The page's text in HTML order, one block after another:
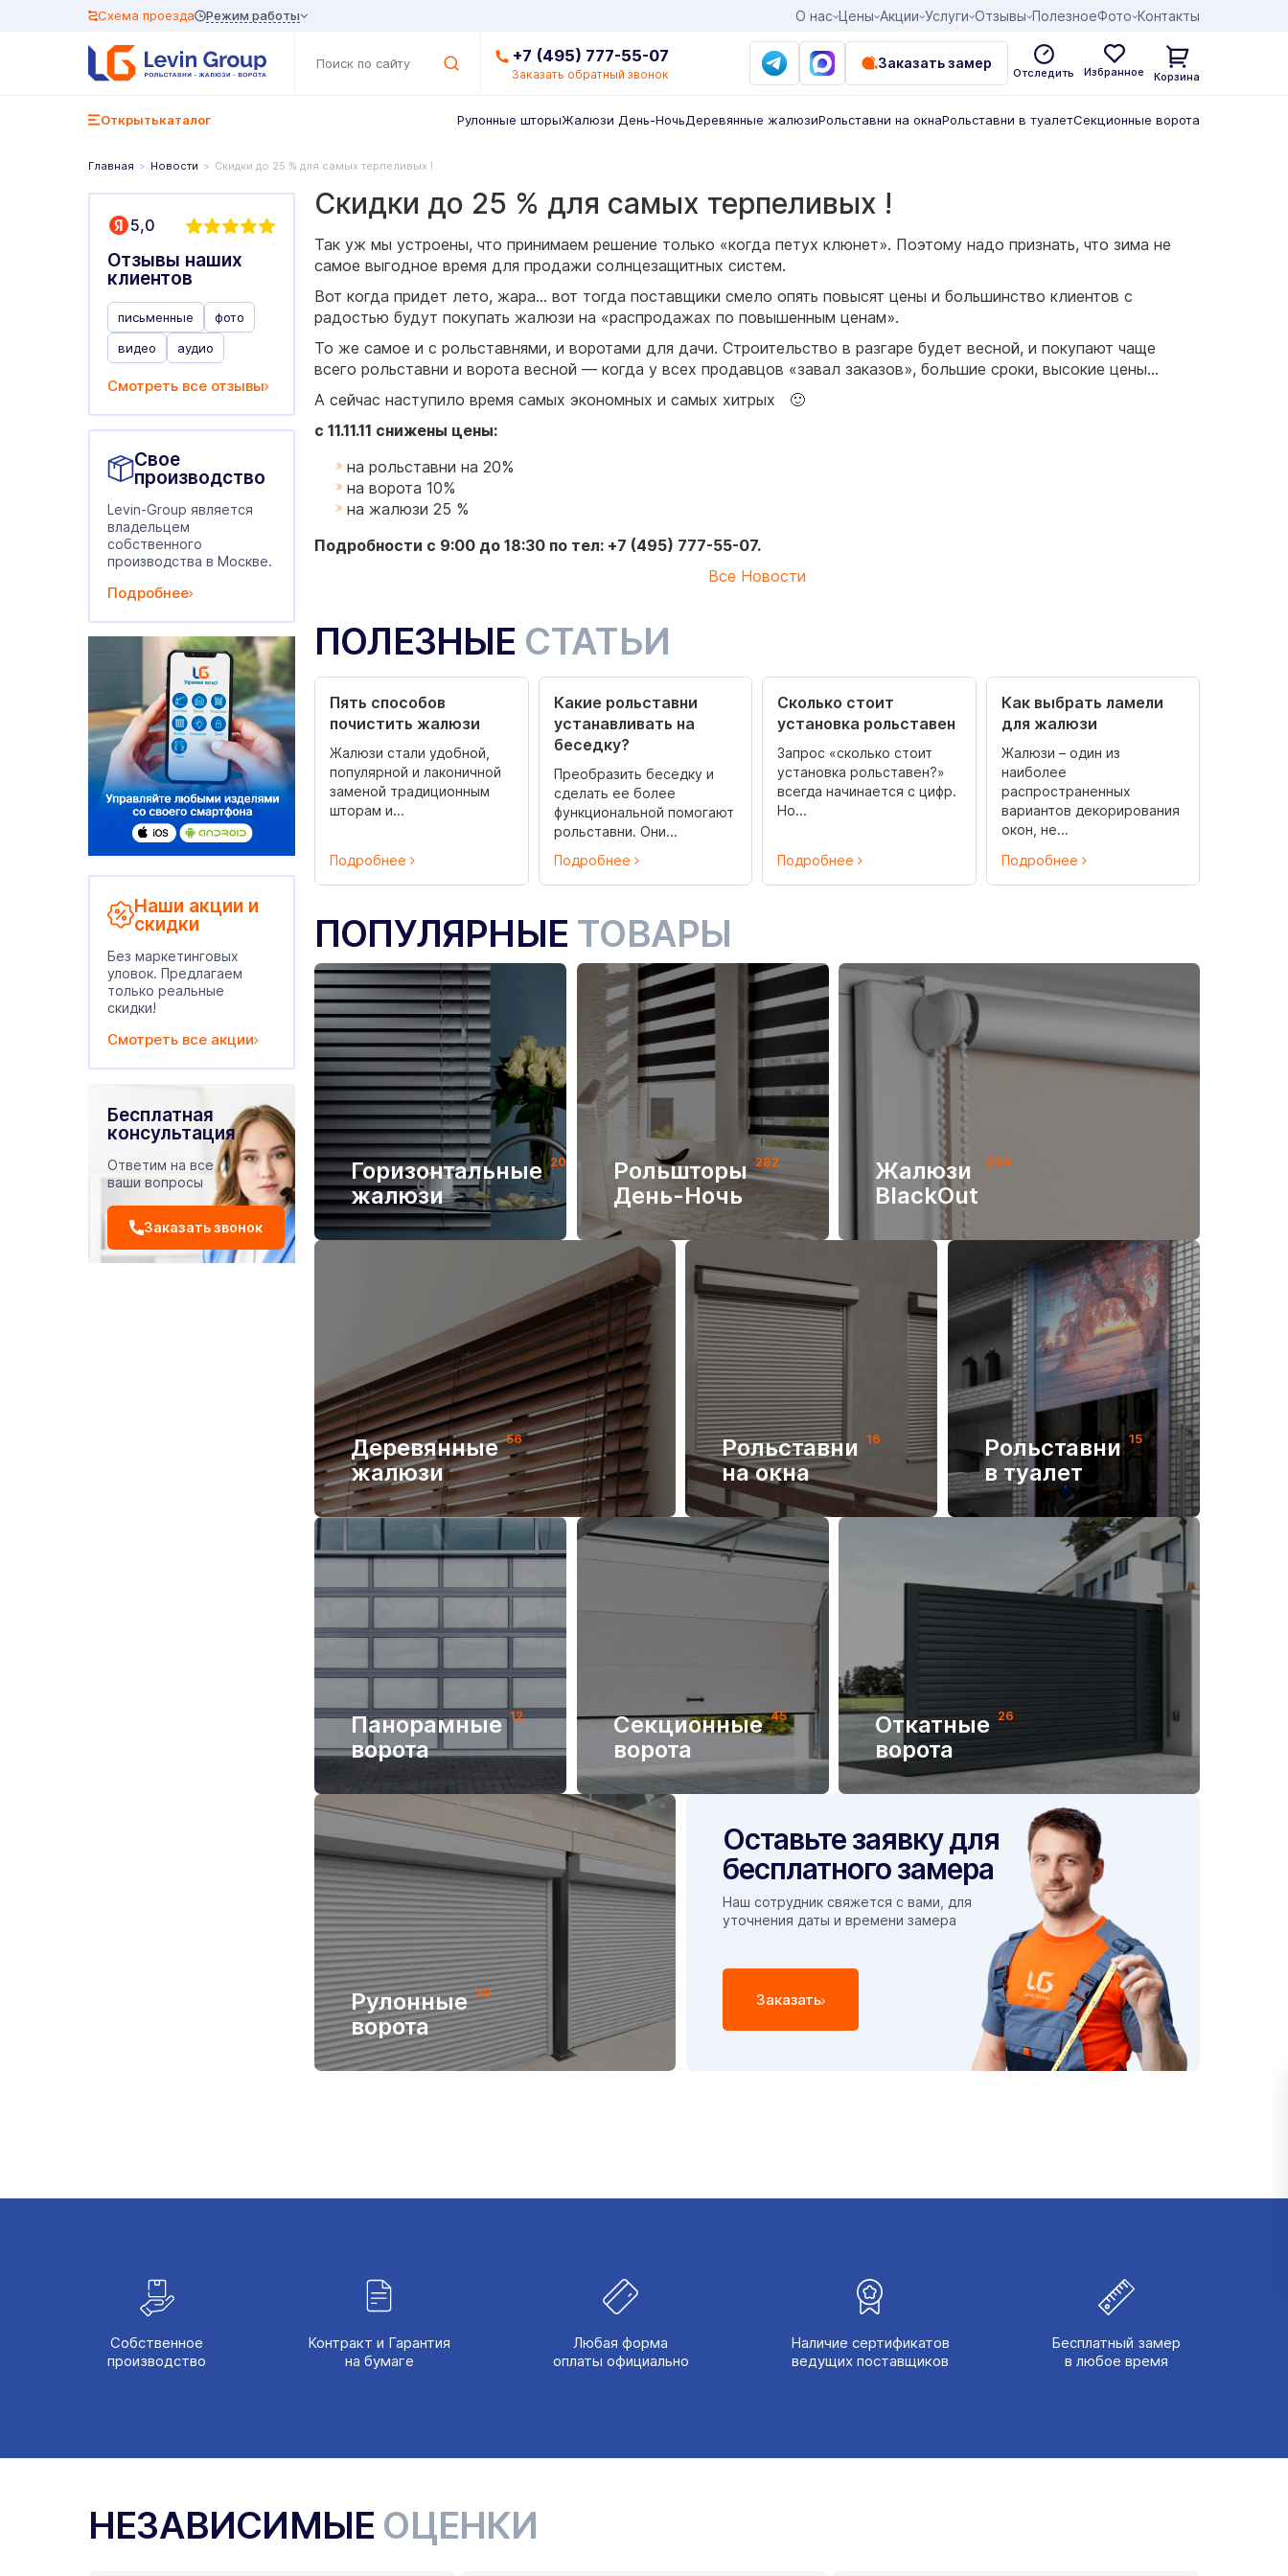
О нас Цены Акции Услуги Отзывы ПолезноеФото Контакты
Схема проезда Режим работы
+7 (495) 777-55-07
Заказать обратный звонок
Заказать замер
Отследить Избранное Корзина
Открытькаталог Рулонные шторыЖалюзи День-НочьДеревянные жалюзиРольставни на окнаРольставни в туалетСекционные ворота
Главная Новости Скидки до 25 % для самых терпеливых !
5,0
Отзывы наших
клиентов
письменные
фото
видео
аудио
Смотреть все отзывы
Свое
производство
Levin-Group является
владельцем
собственного
производства в Москве.
Подробнее
Наши акции и
скидки
Без маркетинговых
уловок. Предлагаем
только реальные
скидки!
Смотреть все акции
Бесплатная
консультация
Ответим на все
ваши вопросы
Заказать звонок
Скидки до 25 % для самых терпеливых !
Так уж мы устроены, что принимаем решение только «когда петух клюнет». Поэтому надо признать, что зима не
самое выгодное время для продажи солнцезащитных систем.
Вот когда придет лето, жара… вот тогда поставщики смело опять повысят цены и большинство клиентов с
радостью будут покупать жалюзи на «распродажах по повышенным ценам».
То же самое и с рольставнями, и воротами для дачи. Строительство в разгаре будет весной, и покупают чаще
всего рольставни и ворота весной — когда у всех продавцов «завал заказов», большие сроки, высокие цены…
А сейчас наступило время самых экономных и самых хитрых 🙂
с 11.11.11 снижены цены:
на рольставни на 20%
на ворота 10%
на жалюзи 25 %
Подробности с 9:00 до 18:30 по тел: +7 (495) 777-55-07.
Все Новости
ПОЛЕЗНЫЕ СТАТЬИ
Пять способов
почистить жалюзи
Жалюзи стали удобной,
популярной и лаконичной
заменой традиционным
шторам и...
Подробнее
Какие рольставни
устанавливать на
беседку?
Преобразить беседку и
сделать ее более
функциональной помогают
рольставни. Они...
Подробнее
Сколько стоит
установка рольставен
Запрос «сколько стоит
установка рольставен?»
всегда начинается с цифр.
Но...
Подробнее
Как выбрать ламели
для жалюзи
Жалюзи – один из
наиболее
распространенных
вариантов декорирования
окон, не...
Подробнее
ПОПУЛЯРНЫЕ ТОВАРЫ
Горизонтальные
жалюзи
205
Рольшторы
День-Ночь
282
Жалюзи
BlackOut
804
Деревянные
жалюзи
56
Рольставни
на окна
16
Рольставни
в туалет
15
Панорамные
ворота
12
Секционные
ворота
45
Откатные
ворота
26
Рулонные
ворота
30
Оставьте заявку для
бесплатного замера
Наш сотрудник свяжется с вами, для
уточнения даты и времени замера
Заказать
Собственное
производство
Контракт и Гарантия
на бумаге
Любая форма
оплаты официально
Наличие сертификатов
ведущих поставщиков
Бесплатный замер
в любое время
НЕЗАВИСИМЫЕ ОЦЕНКИ